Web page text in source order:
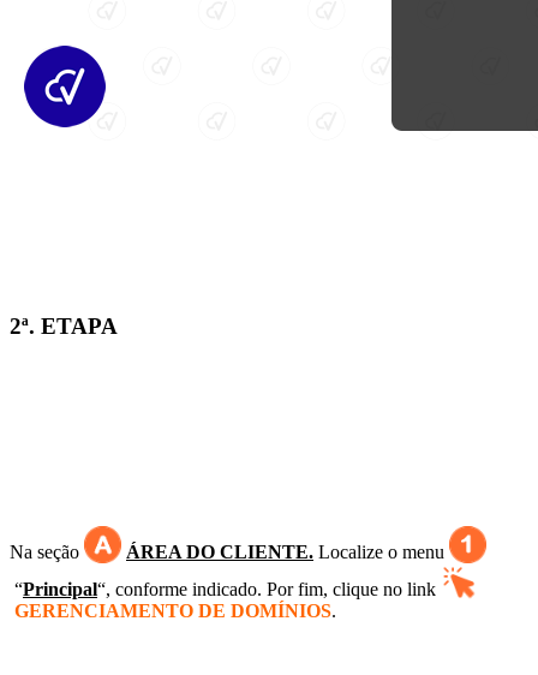
2ª. ETAPA
Na seção ÁREA DO CLIENTE. Localize o menu
“Principal“, conforme indicado. Por fim, clique no link
GERENCIAMENTO DE DOMÍNIOS.